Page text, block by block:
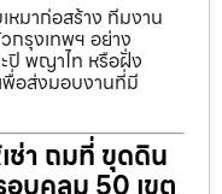
เหมาก่อสร้าง ทีมงาน
รุงเทพฯ อย่าง
ะปิ พญาไท หรือฝั่ง
พื่อส่งมอบงานที่มี
ช่า ถมที่ ขุดดิน